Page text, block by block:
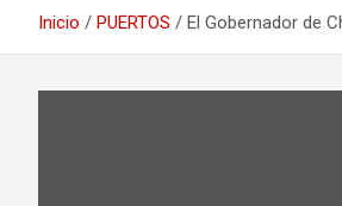
Inicio PUERTOS El Gobernador de